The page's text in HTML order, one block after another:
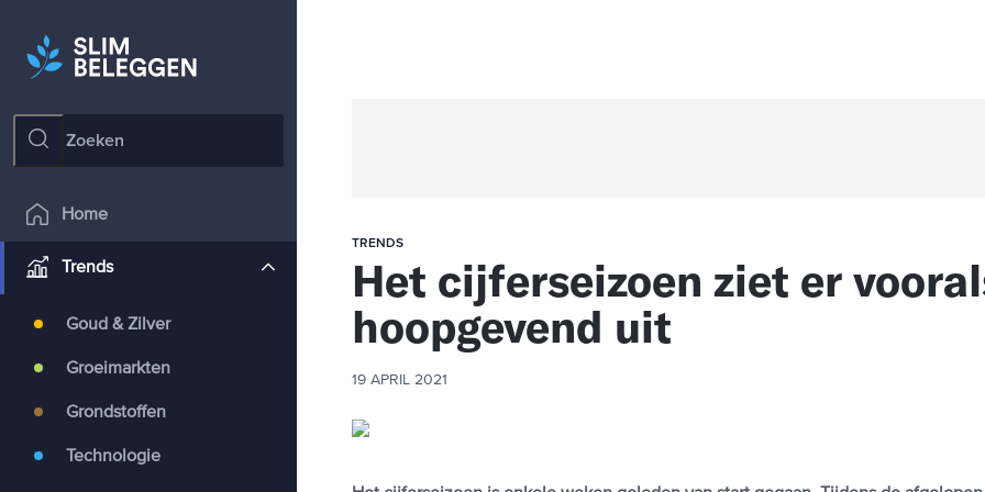
Home
Trends
Goud & Zilver
Groeimarkten
Grondstoffen
Technologie
TRENDS
Het cijferseizoen ziet er
hoopgevend uit
19 APRIL 2021